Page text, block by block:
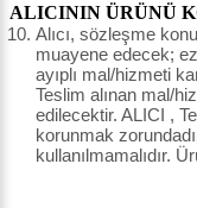
ALICININ ÜRÜNÜ
Alıcı, sözleşme
muayene edecek;
ayıplı mal/hizmeti
Teslim alınan mal/
edilecektir. ALICI ,
korunmak
kullanılmamalıdır.